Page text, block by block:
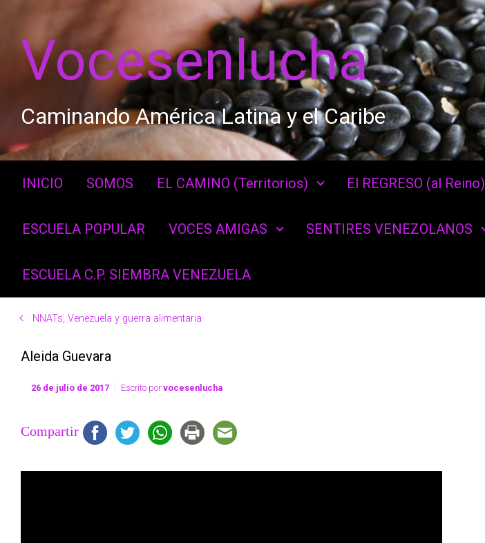
Vocesenlucha
Caminando América Latina y el Caribe
INICIO SOMOS EL CAMINO (Territorios) El REGRESO (al Reino)
ESCUELA POPULAR VOCES AMIGAS SENTIRES VENEZOLANOS
ESCUELA C.P. SIEMBRA VENEZUELA
NNATs, Venezuela y guerra alimentaria
Aleida Guevara
26 de julio de 2017 Escrito porvocesenlucha
Compartir